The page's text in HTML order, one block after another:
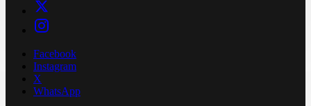
Facebook
Instagram
X
WhatsApp